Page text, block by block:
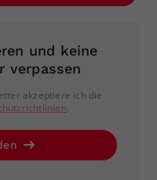
und keine
verpassen
akzeptiere ich die
.